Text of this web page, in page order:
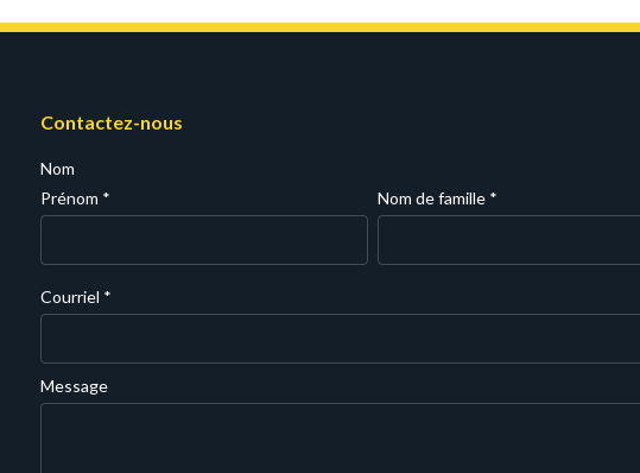
Contactez-nous
Nom
Prénom * Nom de famille *
Courriel *
Message